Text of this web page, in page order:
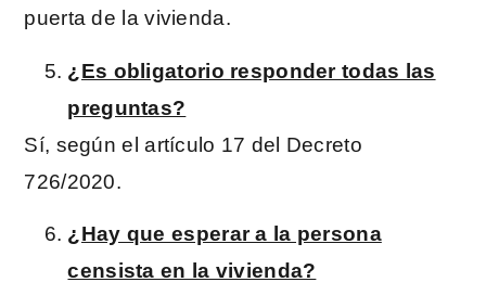
puerta de la vivienda.
¿Es obligatorio responder todas las
preguntas?
Sí, según el artículo 17 del Decreto
726/2020.
¿Hay que esperar a la persona
censista en la vivienda?